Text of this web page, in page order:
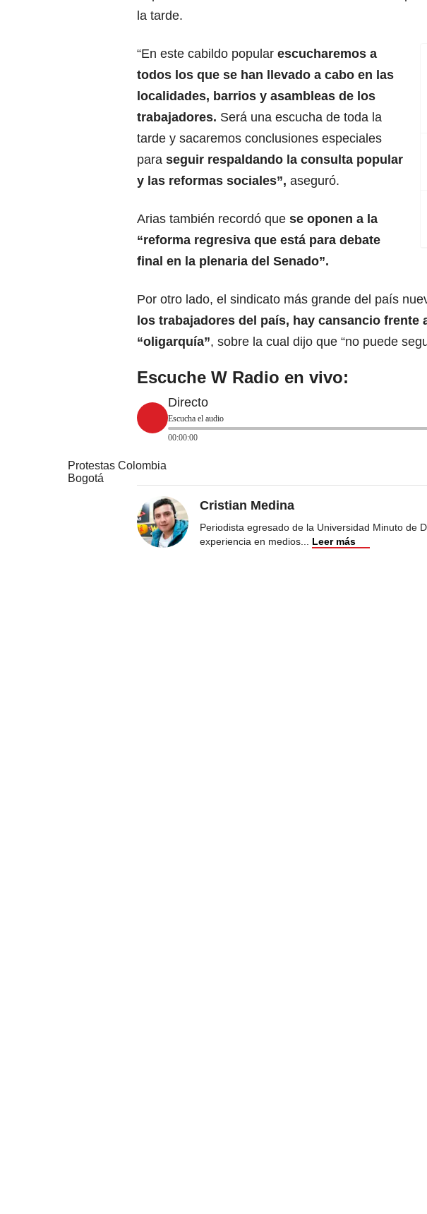
la tarde.
“En este cabildo popular escucharemos a
todos los que se han llevado a cabo en las
localidades, barrios y asambleas de los
trabajadores. Será una escucha de toda la
tarde y sacaremos conclusiones especiales
para seguir respaldando la consulta popular
y las reformas sociales”, aseguró.
Arias también recordó que se oponen a la
“reforma regresiva que está para debate
final en la plenaria del Senado”.
Por otro lado, el sindicato más grande del país
los trabajadores del país, hay cansancio frente
“oligarquía”, sobre la cual dijo que “no puede
Escuche W Radio en vivo:
Directo
Escucha el audio
00:00:00
Protestas Colombia
Bogotá
Cristian Medina
Periodista egresado de la Universidad Minuto de
experiencia en medios... Leer más